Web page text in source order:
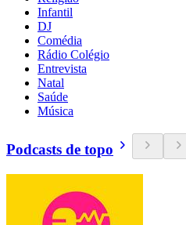
Infantil
DJ
Comédia
Rádio Colégio
Entrevista
Natal
Saúde
Música
Podcasts de topo